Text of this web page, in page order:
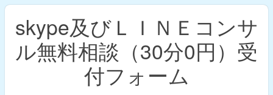
skype及びＬＩＮＥコンサ
ル無料相談（30分0円）受
付フォーム